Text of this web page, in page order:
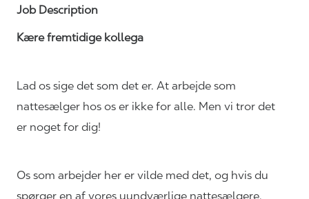
Job Description
Kære fremtidige kollega
Lad os sige det som det er. At arbejde som
nattesælger hos os er ikke for alle. Men vi tror det
er noget for dig!
Os som arbejder her er vilde med det, og hvis du
spørger en af vores uundværlige nattesælgere,